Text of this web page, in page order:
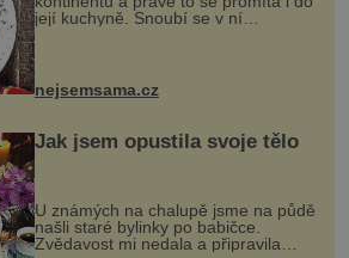
její kuchyně. Snoubí se v ní
evropské a asijské chutě a díky tomu
pokrmy, které rozhodně st...
nejsemsama.cz
Jak jsem opustila svoje tělo
U známých na chalupě jsme na půdě
našli staré bylinky po babičce.
Zvědavost mi nedala a připravila